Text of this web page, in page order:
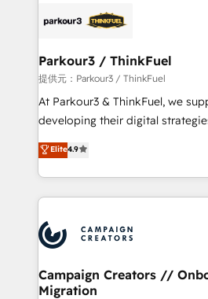
strategies that integrate data-
companies scale faster and smarter. 🔹
Demand generation for all your buyers With
you invest in 100% of your
growth and positioning yourself
transformation process A
implement HubSpot effectively
record of business
approach has helped brands
Parkour3 / ThinkFuel
提供元：Parkour3 / ThinkFuel
At Parkour3 & ThinkFuel, we
developing their digital
technologies and automating
sales processes to generate
from Strategy to Operations.
onboarding and
extensive experience working
and manufacturers since 2002,
empowering our clients and
autonomy. Get to grips with
Elite4.9
Campaign Creators //
Migration